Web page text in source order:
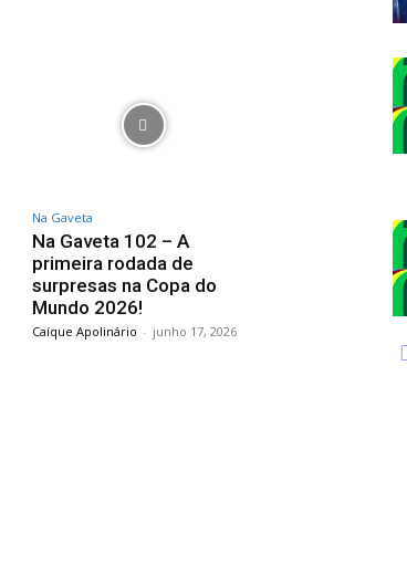
Na Gaveta
Na Gaveta 102 – A
primeira rodada de
surpresas na Copa do
Mundo 2026!
Caíque Apolinário - junho 17, 2026